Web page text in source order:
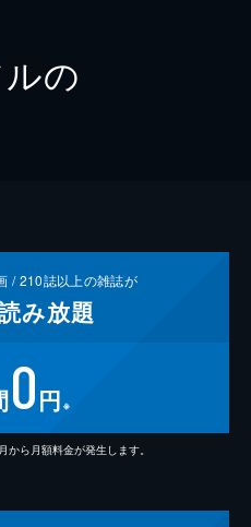
の
/210誌以上の雑誌が
み放題
0円 ※
ら月額料金が発生します。